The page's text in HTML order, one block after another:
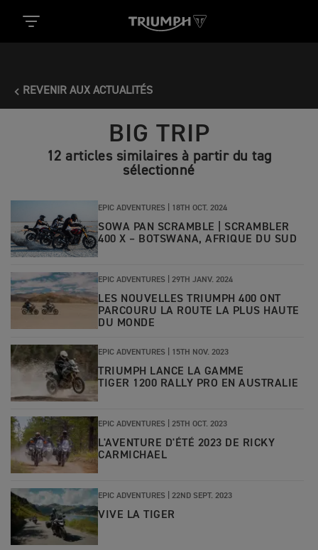
REVENIR AUX ACTUALITÉS
BIG TRIP
12 articles similaires à partir du tag
sélectionné
EPIC ADVENTURES | 18TH OCT. 2024
SOWA PAN SCRAMBLE | SCRAMBLER
400 X – BOTSWANA, AFRIQUE DU SUD
EPIC ADVENTURES | 29TH JANV. 2024
LES NOUVELLES TRIUMPH 400 ONT
PARCOURU LA ROUTE LA PLUS HAUTE
DU MONDE
EPIC ADVENTURES | 15TH NOV. 2023
TRIUMPH LANCE LA GAMME
TIGER 1200 RALLY PRO EN AUSTRALIE
EPIC ADVENTURES | 25TH OCT. 2023
L'AVENTURE D'ÉTÉ 2023 DE RICKY
CARMICHAEL
EPIC ADVENTURES | 22ND SEPT. 2023
VIVE LA TIGER